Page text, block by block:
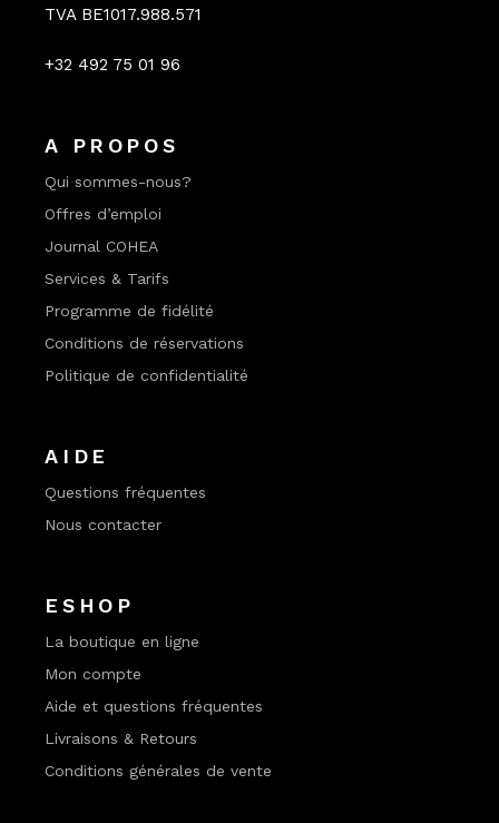
TVA BE1017.988.571
+32 492 75 01 96
A PROPOS
Qui sommes-nous?
Offres d’emploi
Journal COHEA
Services & Tarifs
Programme de fidélité
Conditions de réservations
Politique de confidentialité
AIDE
Questions fréquentes
Nous contacter
ESHOP
La boutique en ligne
Mon compte
Aide et questions fréquentes
Livraisons & Retours
Conditions générales de vente